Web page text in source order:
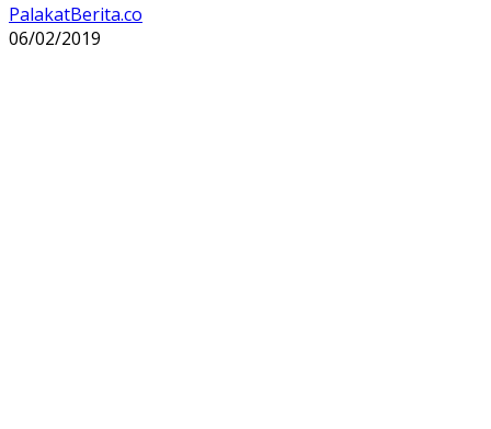
PalakatBerita.co
06/02/2019